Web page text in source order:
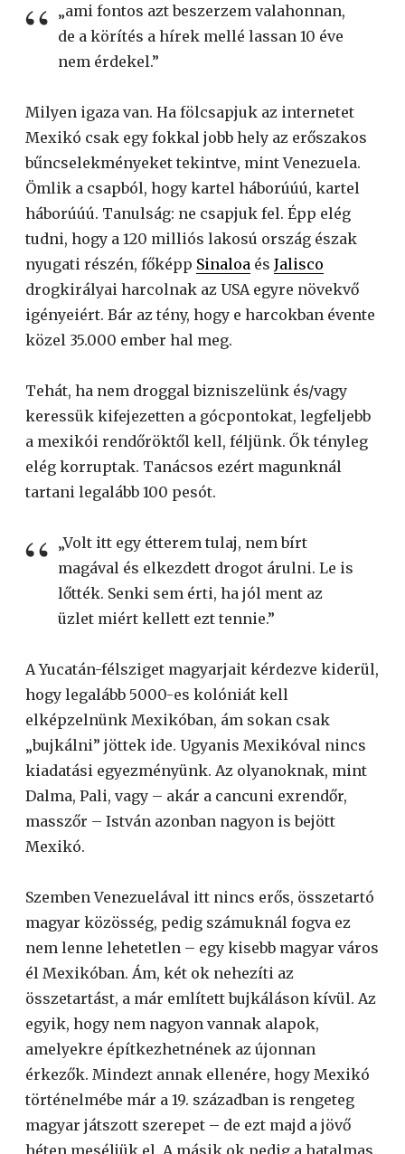
„ami fontos azt beszerzem valahonnan,
de a körítés a hírek mellé lassan 10 éve
nem érdekel.”
Milyen igaza van. Ha fölcsapjuk az internetet
Mexikó csak egy fokkal jobb hely az erőszakos
bűncselekményeket tekintve, mint Venezuela.
Ömlik a csapból, hogy kartel háborúúú, kartel
háborúúú. Tanulság: ne csapjuk fel. Épp elég
tudni, hogy a 120 milliós lakosú ország észak
nyugati részén, főképp Sinaloa és Jalisco
drogkirályai harcolnak az USA egyre növekvő
igényeiért. Bár az tény, hogy e harcokban évente
közel 35.000 ember hal meg.
Tehát, ha nem droggal bizniszelünk és/vagy
keressük kifejezetten a gócpontokat, legfeljebb
a mexikói rendőröktől kell, féljünk. Ők tényleg
elég korruptak. Tanácsos ezért magunknál
tartani legalább 100 pesót.
„Volt itt egy étterem tulaj, nem bírt
magával és elkezdett drogot árulni. Le is
lőtték. Senki sem érti, ha jól ment az
üzlet miért kellett ezt tennie.”
A Yucatán-félsziget magyarjait kérdezve kiderül,
hogy legalább 5000-es kolóniát kell
elképzelnünk Mexikóban, ám sokan csak
„bujkálni” jöttek ide. Ugyanis Mexikóval nincs
kiadatási egyezményünk. Az olyanoknak, mint
Dalma, Pali, vagy – akár a cancuni exrendőr,
masszőr – István azonban nagyon is bejött
Mexikó.
Szemben Venezuelával itt nincs erős, összetartó
magyar közösség, pedig számuknál fogva ez
nem lenne lehetetlen – egy kisebb magyar város
él Mexikóban. Ám, két ok nehezíti az
összetartást, a már említett bujkáláson kívül. Az
egyik, hogy nem nagyon vannak alapok,
amelyekre építkezhetnének az újonnan
érkezők. Mindezt annak ellenére, hogy Mexikó
történelmébe már a 19. században is rengeteg
magyar játszott szerepet – de ezt majd a jövő
héten meséljük el. A másik ok pedig a hatalmas